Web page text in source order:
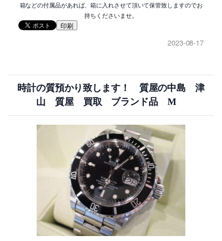
箱などの付属品があれば、箱に入れさせて頂いて保管致しますのでお
持ちくださいませ。
印刷
2023-08-17
時計の質預かり致します！ 質屋の中島 津
山 質屋 買取 ブランド品 M